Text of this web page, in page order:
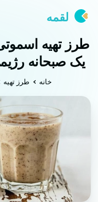
لقمه
طرز تهیه
یک صبحانه
خانه طرز تهیه